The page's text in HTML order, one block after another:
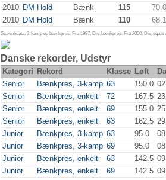
2010 DM Hold Bænk 115
2010 DM Hold Bænk 110
Stævnedata: 3-kamp og bænkpres: Fra 1997. Div. bænkpres: Fra 2000. Div.
Danske rekorder, Udstyr
Kategori Rekord Klasse Løft
Senior
Bænkpres, 3-kamp 63 150.0
Senior
Bænkpres, enkelt 72 167.5
Senior
Bænkpres, enkelt 69 155.0
Senior
Bænkpres, enkelt 63 162.5
Junior
Bænkpres, 3-kamp 63 95.0
Junior
Bænkpres, 3-kamp 69 95.0
Junior
Bænkpres, enkelt 63 142.5
Junior
Bænkpres, enkelt 69 142.5